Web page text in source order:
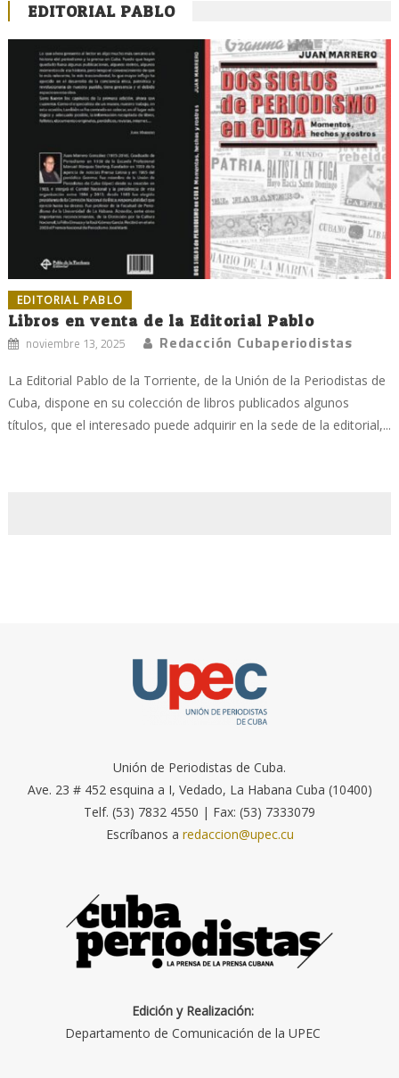
EDITORIAL PABLO
EDITORIAL PABLO
Libros en venta de la Editorial Pablo
noviembre 13, 2025 Redacción Cubaperiodistas
La Editorial Pablo de la Torriente, de la Unión de la Periodistas de
Cuba, dispone en su colección de libros publicados algunos
títulos, que el interesado puede adquirir en la sede de la editorial,...
Unión de Periodistas de Cuba.
Ave. 23 # 452 esquina a I, Vedado, La Habana Cuba (10400)
Telf. (53) 7832 4550 | Fax: (53) 7333079
Escríbanos a redaccion@upec.cu
Edición y Realización:
Departamento de Comunicación de la UPEC